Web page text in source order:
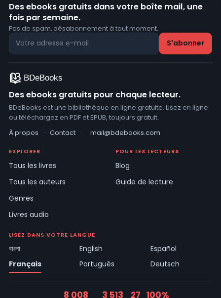
Des ebooks gratuits dans votre boîte mail, une
fois par semaine.
Pas de spam, désabonnement à tout moment.
Des ebooks gratuits pour chaque lecteur.
BDeBooks est une bibliothèque en ligne gratuite. Lisez en ligne
ou téléchargez en PDF et EPUB, toujours gratuit.
À propos
· Contact · mail@bdebooks.com
EXPLORER
Tous les livres
Tous les auteurs
Genres
Livres audio
POUR LES LECTEURS
Blog
Guide de lecture
LISEZ DANS VOTRE LANGUE
বাংলা English
Español
Français
Português Deutsch
8 008 3 513 27 100%